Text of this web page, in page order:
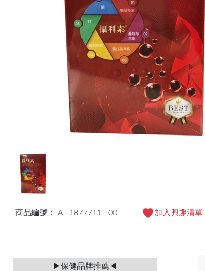
商品編號： A - 1877711 - 00 加入興趣清單
▶保健品牌推薦◀